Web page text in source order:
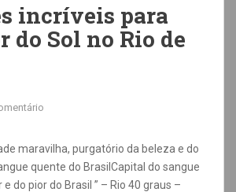
incríveis para
do Sol no Rio de
maravilha, purgatório da beleza e do
quente do BrasilCapital do sangue
do pior do Brasil ” – Rio 40 graus –